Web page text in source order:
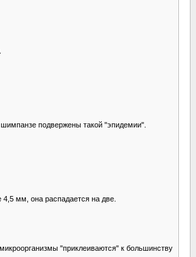
подвержены такой "эпидемии".
мм, она распадается на две.
"приклеиваются" к большинству